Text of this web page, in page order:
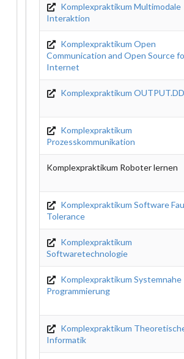
Komplexpraktikum Multimodale
Interaktion
Komplexpraktikum Open
Communication and Open Source
Internet
Komplexpraktikum
Komplexpraktikum
Prozesskommunikation
Komplexpraktikum Roboter lernen
Komplexpraktikum Software
Tolerance
Komplexpraktikum
Softwaretechnologie
Komplexpraktikum Systemnahe
Programmierung
Komplexpraktikum
Informatik